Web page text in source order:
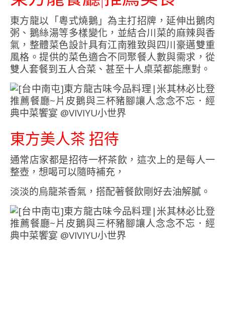
東方龍以「粵式燒鵝」為主打招牌，延伸出鵝肉
粥、鵝絲湯等多樣變化，並結合川菜的麻辣與香
氣，整體菜色設計具有江南雅致與四川豪邁雙重
風格。提供的菜色適合不同聚餐人數與需求，從
雙人套餐到五人合菜、甚至十人桌菜都能應對。
東方美人茶 招待
通常店家都是招待一杯茶飲，這次上的是每人一
整壺，想喝可以隨時補充，
淡淡的烏龍茶香氣，搭配著餐飲剛好去油解膩。